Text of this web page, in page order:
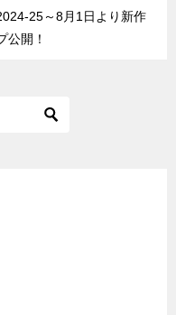
25～8月1日より新作
公開！